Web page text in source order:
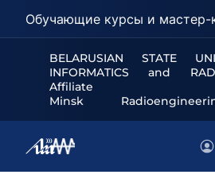
BELARUSIAN STATE
INFORMATICS and
Affiliate
Minsk